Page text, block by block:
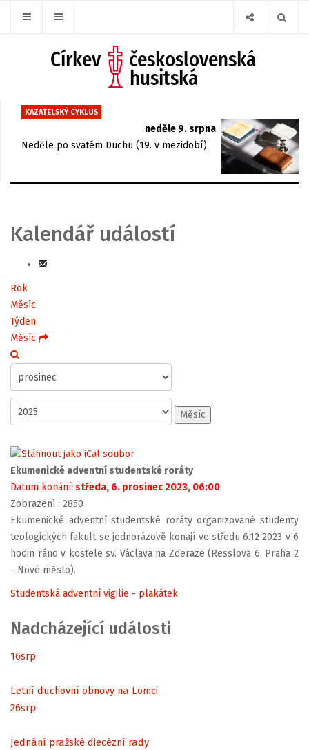
KAZATELSKÝ CYKLUS
neděle 9. srpna
Neděle po svatém Duchu (19. v mezidobí)
Kalendář událostí
Rok
Měsíc
Týden
Měsíc
Měsíc
Ekumenické adventní studentské roráty
Datum konání: středa, 6. prosinec 2023, 06:00
Zobrazení : 2850
Ekumenické adventní studentské roráty organizované studenty
teologických fakult se jednorázově konají ve středu 6.12 2023 v 6
hodin ráno v kostele sv. Václava na Zderaze (Resslova 6, Praha 2
- Nové město).
Studentská adventní vigilie - plakátek
Nadcházející události
16srp
Letní duchovní obnovy na Lomci
26srp
Jednání pražské diecézní rady